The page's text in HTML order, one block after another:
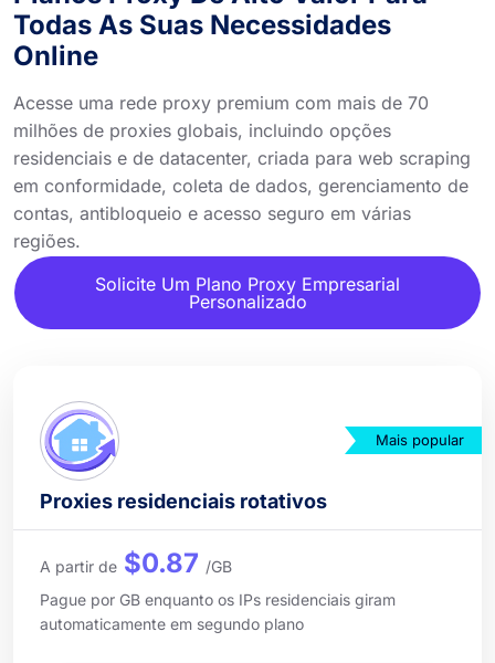
Todas As Suas Necessidades
Online
Acesse uma rede proxy premium com mais de 70
milhões de proxies globais, incluindo opções
residenciais e de datacenter, criada para web scraping
em conformidade, coleta de dados, gerenciamento de
contas, antibloqueio e acesso seguro em várias
regiões.
Solicite Um Plano Proxy Empresarial
Personalizado
Mais popular
Proxies residenciais rotativos
A partir de $0.87 /GB
Pague por GB enquanto os IPs residenciais giram
automaticamente em segundo plano